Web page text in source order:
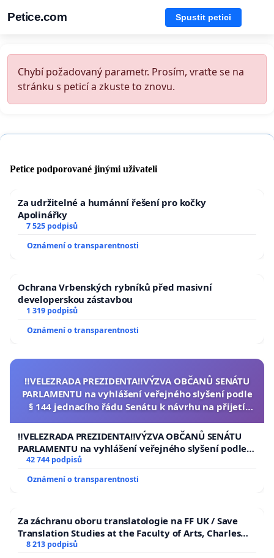
Petice.com Spustit petici
Chybí požadovaný parametr. Prosím, vraťte se na
stránku s peticí a zkuste to znovu.
Petice podporované jinými uživateli
Za udržitelné a humánní řešení pro kočky
Apolinářky
7 525 podpisů
Oznámení o transparentnosti
Ochrana Vrbenských rybníků před masivní
developerskou zástavbou
1 319 podpisů
Oznámení o transparentnosti
‼️VELEZRADA PREZIDENTA‼️VÝZVA OBČANŮ SENÁTU
PARLAMENTU na vyhlášení veřejného slyšení podle
§ 144 jednacího řádu Senátu k návrhu na přijetí
republiky
‼️VELEZRADA PREZIDENTA‼️VÝZVA OBČANŮ SENÁTU
PARLAMENTU na vyhlášení veřejného slyšení podle §
144 jednacího řádu Senátu k návrhu na přijetí
usnesení k podání ústavní žaloby na prezidenta
republiky
42 744 podpisů
Oznámení o transparentnosti
Za záchranu oboru translatologie na FF UK / Save
Translation Studies at the Faculty of Arts, Charles
University
8 213 podpisů